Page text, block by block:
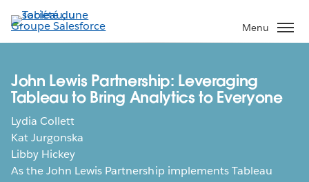
Aller
au
contenu
Menu
John Lewis Partnership: Leveraging
Tableau to Bring Analytics to Everyone
Lydia Collett
Kat Jurgonska
Libby Hickey
As the John Lewis Partnership implements Tableau